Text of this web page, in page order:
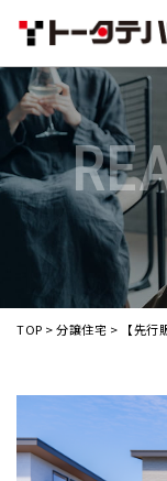
TOP >分譲住宅 > 【先